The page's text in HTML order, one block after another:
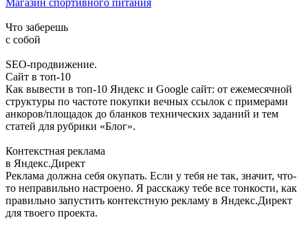
Магазин спортивного питания
Что заберешь
с собой
SEO-продвижение.
Сайт в топ-10
Как вывести в топ-10 Яндекс и Google сайт: от ежемесячной
структуры по частоте покупки вечных ссылок с примерами
анкоров/площадок до бланков технических заданий и тем
статей для рубрики «Блог».
Контекстная реклама
в Яндекс.Директ
Реклама должна себя окупать. Если у тебя не так, значит, что-
то неправильно настроено. Я расскажу тебе все тонкости, как
правильно запустить контекстную рекламу в Яндекс.Директ
для твоего проекта.